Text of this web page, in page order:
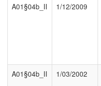
A01§04b_II
1/12/2009
A01§04b_II
1/03/2002